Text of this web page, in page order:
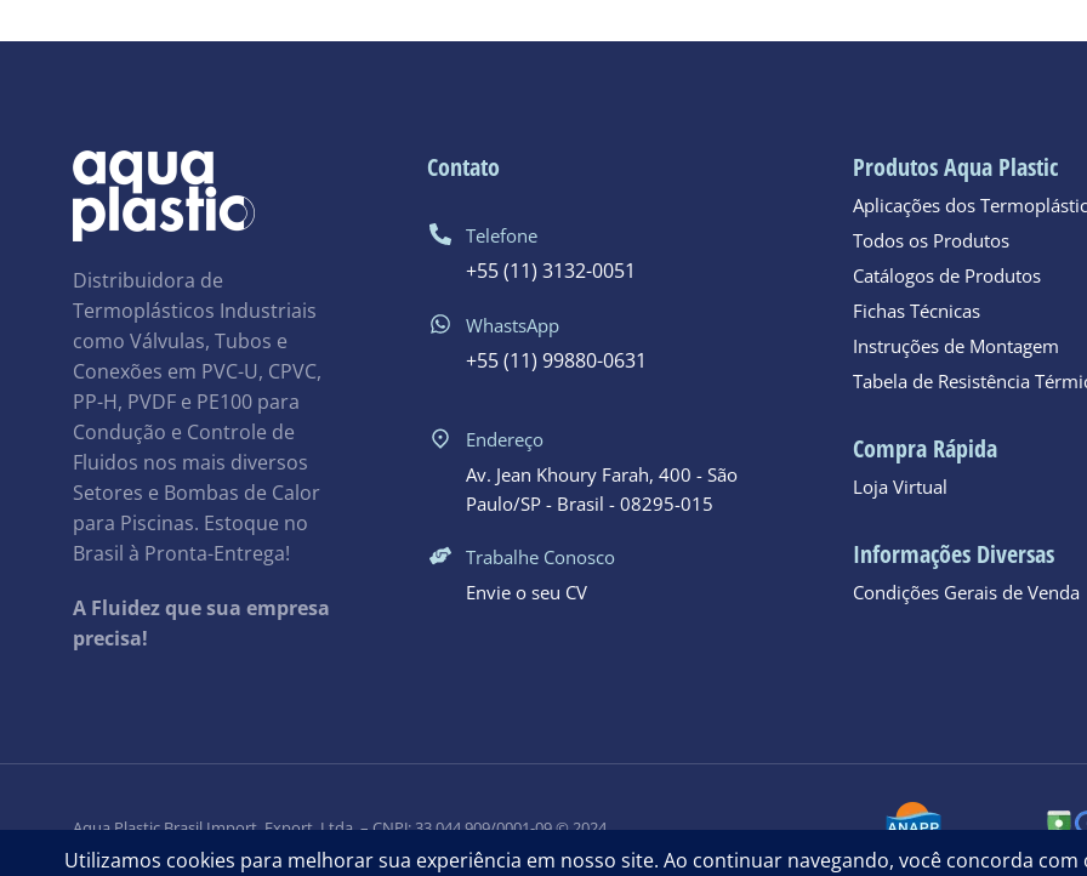
Distribuidora de
Termoplásticos Industriais
como Válvulas, Tubos e
Conexões em PVC-U, CPVC,
PP-H, PVDF e PE100 para
Condução e Controle de
Fluidos nos mais diversos
Setores e Bombas de Calor
para Piscinas. Estoque no
Brasil à Pronta-Entrega!
A Fluidez que sua empresa
precisa!
Contato
Telefone
+55 (11) 3132-0051
WhastsApp
+55 (11) 99880-0631
Endereço
Av. Jean Khoury Farah, 400 - São
Paulo/SP - Brasil - 08295-015
Trabalhe Conosco
Envie o seu CV
Produtos Aqua Plastic
Aplicações dos
Todos os Produtos
Catálogos de Produtos
Fichas Técnicas
Instruções de Montagem
Tabela de Resistência
Compra Rápida
Loja Virtual
Informações Diversas
Condições Gerais de Venda
Aqua Plastic Brasil Import. Export. Ltda. – CNPJ: 33.044.909/0001-09 © 2024